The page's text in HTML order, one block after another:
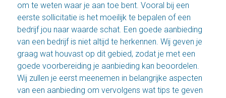
om te weten waar je aan toe bent. Vooral bij een
eerste sollicitatie is het moeilijk te bepalen of een
bedrijf jou naar waarde schat. Een goede aanbieding
van een bedrijf is niet altijd te herkennen. Wij geven je
graag wat houvast op dit gebied, zodat je met een
goede voorbereiding je aanbieding kan beoordelen.
Wijzullen je eerst meenemen in belangrijke aspecten
van een aanbieding om vervolgens wat tips te geven